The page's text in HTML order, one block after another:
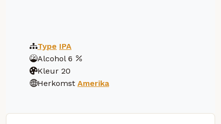
Type IPA
Alcohol 6
Kleur 20
Herkomst Amerika